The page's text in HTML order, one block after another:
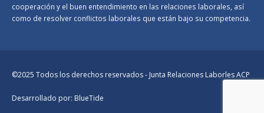
cooperación y el buen entendimiento en las relaciones laborales, así
como de resolver conflictos laborales que están bajo su competencia.
©2025 Todos los derechos reservados - Junta Relaciones Laborles ACP
Desarrollado por: BlueTide